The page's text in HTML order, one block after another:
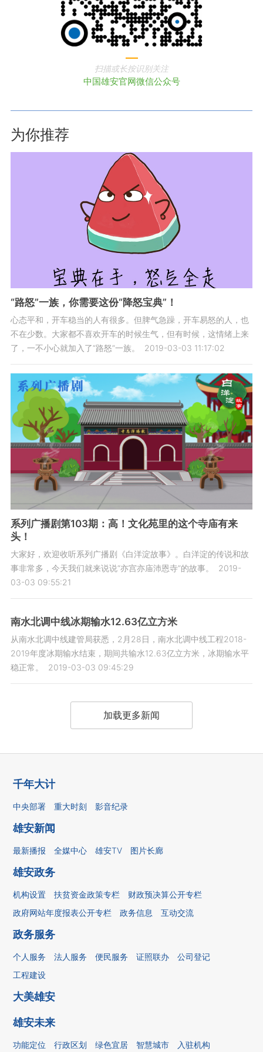
扫描或长按识别关注
中国雄安官网微信公众号
为你推荐
“路怒”一族，你需要这份“降怒宝典”！
心态平和，开车稳当的人有很多。但脾气急躁，开车易怒的人，也
不在少数。大家都不喜欢开车的时候生气，但有时候，这情绪上来
了，一不小心就加入了“路怒”一族。
2019-03-03 11:17:02
系列广播剧第103期：高！文化苑里的这个寺庙有来
头！
大家好，欢迎收听系列广播剧《白洋淀故事》。白洋淀的传说和故
事非常多，今天我们就来说说“亦宫亦庙沛恩寺”的故事。
2019-
03-03 09:55:21
南水北调中线冰期输水12.63亿立方米
从南水北调中线建管局获悉，2月28日，南水北调中线工程2018-
2019年度冰期输水结束，期间共输水12.63亿立方米，冰期输水平
稳正常。
2019-03-03 09:45:29
加载更多新闻
千年大计
中央部署 重大时刻 影音纪录
雄安新闻
最新播报 全媒中心 雄安TV 图片长廊
雄安政务
机构设置 扶贫资金政策专栏
财政预决算公开专栏
政府网站年度报表公开专栏
政务信息 互动交流
政务服务
个人服务 法人服务 便民服务 证照联办
公司登记
工程建设
大美雄安
雄安未来
功能定位 行政区划 绿色宜居 智慧城市 入驻机构